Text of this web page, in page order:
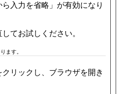
入力を省略」が有効になり
てお試しください。
ます。
クリックし、ブラウザを開き